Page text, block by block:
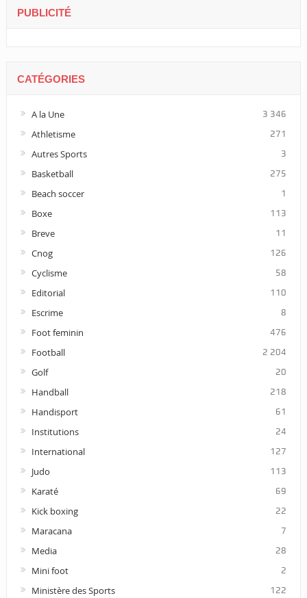
PUBLICITÉ
CATÉGORIES
A la Une 3 346
Athletisme 271
Autres Sports 3
Basketball 275
Beach soccer 1
Boxe 113
Breve 11
Cnog 126
Cyclisme 58
Editorial 110
Escrime 8
Foot feminin 476
Football 2 204
Golf 20
Handball 218
Handisport 61
Institutions 24
International 127
Judo 113
Karaté 69
Kick boxing 22
Maracana 7
Media 28
Mini foot 2
Ministère des Sports 122